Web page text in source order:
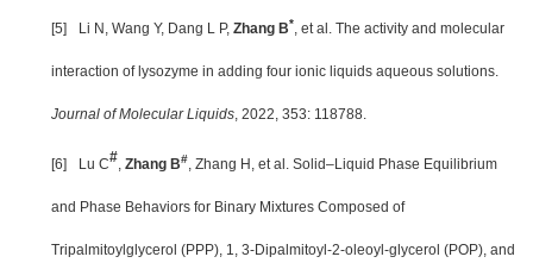
[5] Li N, Wang Y, Dang L P, Zhang B*, et al. The activity and molecular
interaction of lysozyme in adding four ionic liquids aqueous solutions.
Journal of Molecular Liquids, 2022, 353: 118788.
[6] Lu C#, Zhang B#, Zhang H, et al. Solid–Liquid Phase Equilibrium
and Phase Behaviors for Binary Mixtures Composed of
Tripalmitoylglycerol (PPP), 1, 3-Dipalmitoyl-2-oleoyl-glycerol (POP), and